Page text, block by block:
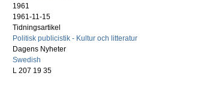
1961
1961-11-15
Tidningsartikel
Politisk publicistik - Kultur och litteratur
Dagens Nyheter
Swedish
L 207 19 35